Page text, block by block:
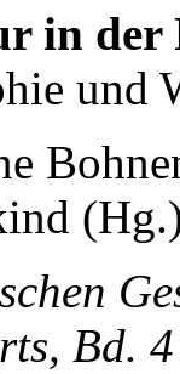
in der
und
Bd. 4